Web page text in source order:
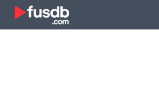
Zum Inhalt springen